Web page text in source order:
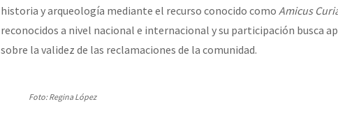
historia y arqueología mediante el recurso conocido como Amicus
reconocidos a nivel nacional e internacional y su participación busca
sobre la validez de las reclamaciones de la comunidad.
Foto: Regina López